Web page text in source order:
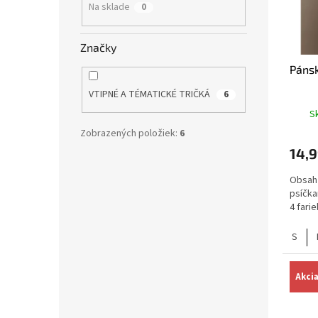
Na sklade 0
Značky
VTIPNÉ A TÉMATICKÉ TRIČKÁ 6
Zobrazených položiek: 6
4
S
Akcia